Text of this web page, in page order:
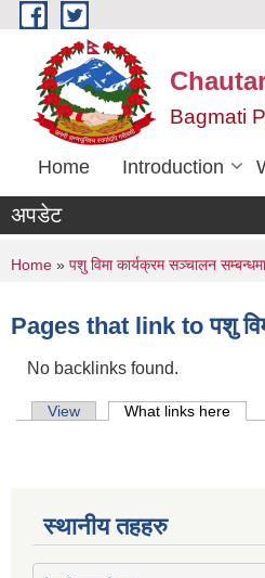
Skip to main content
Bagmati
Home Introduction
अपडेट
You are here
Home » पशु विमा कार्यक्रम सञ्चालन
Pages that link to पशु
No backlinks found.
Primary tabs
View What links here
स्थानीय तहहरु